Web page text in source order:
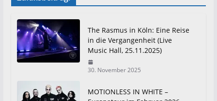
The Rasmus in Köln: Eine Reise
in die Vergangenheit (Live
Music Hall, 25.11.2025)
30. November 2025
MOTIONLESS IN WHITE –